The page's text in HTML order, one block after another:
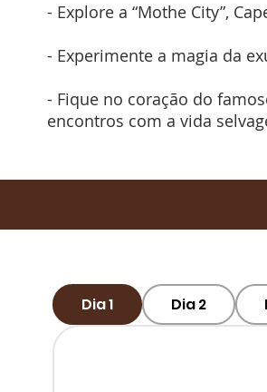
- Explore a “Mothe City”,
- Experimente a magia da
- Fique no coração do
encontros com a vida
Dia 1 Dia 2